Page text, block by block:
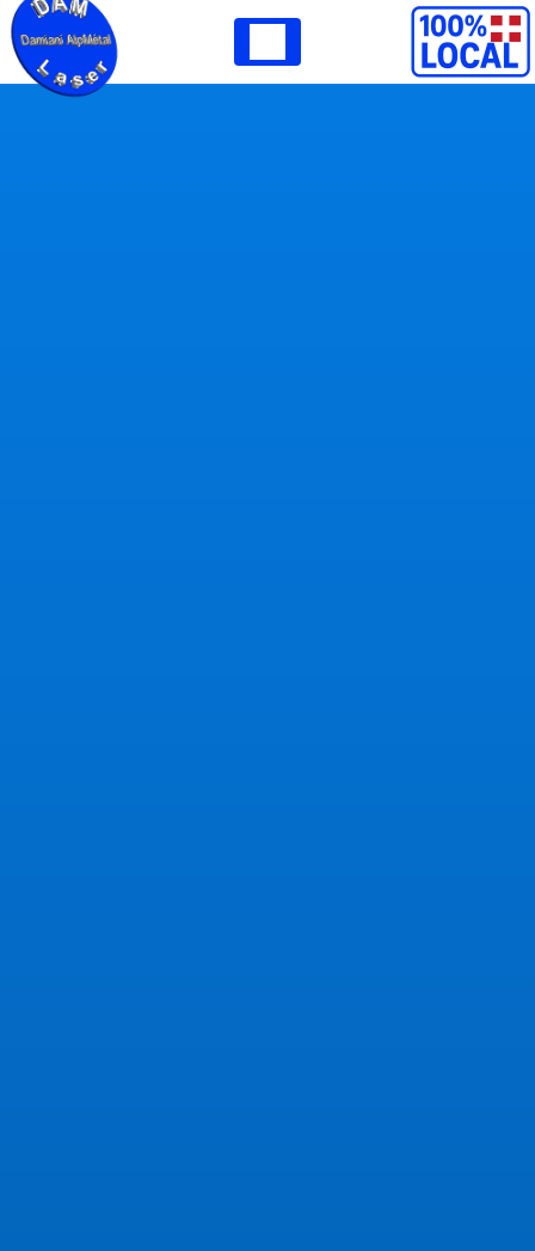
Panneau de gestion des cookies